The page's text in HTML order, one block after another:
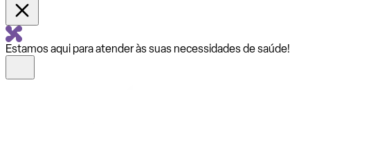
Estamos aqui para atender às suas necessidades de saúde!